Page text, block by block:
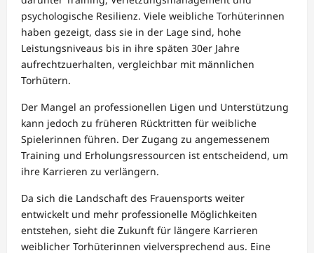
psychologische Resilienz. Viele weibliche Torhüterinnen
haben gezeigt, dass sie in der Lage sind, hohe
Leistungsniveaus bis in ihre späten 30er Jahre
aufrechtzuerhalten, vergleichbar mit männlichen
Torhütern.
Der Mangel an professionellen Ligen und Unterstützung
kann jedoch zu früheren Rücktritten für weibliche
Spielerinnen führen. Der Zugang zu angemessenem
Training und Erholungsressourcen ist entscheidend, um
ihre Karrieren zu verlängern.
Da sich die Landschaft des Frauensports weiter
entwickelt und mehr professionelle Möglichkeiten
entstehen, sieht die Zukunft für längere Karrieren
weiblicher Torhüterinnen vielversprechend aus. Eine